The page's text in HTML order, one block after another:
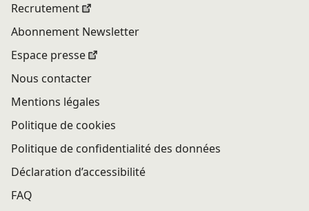
Recrutement
Abonnement Newsletter
Espace presse
Nous contacter
Mentions légales
Politique de cookies
Politique de confidentialité des données
Déclaration d’accessibilité
FAQ